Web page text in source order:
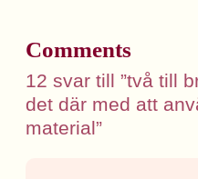
Comments
12 svar till ”två till
det där med att
material”